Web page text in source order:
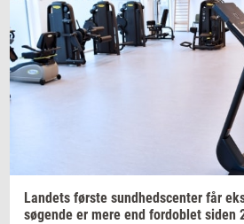
Lan­dets før­ste sund­heds­cen­ter får
sø­gen­de er mere end for­doblet siden